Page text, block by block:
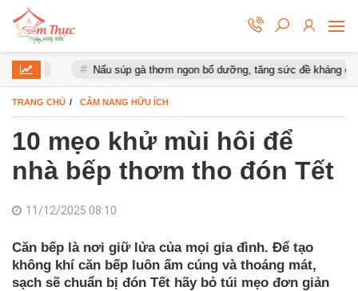
Nấu súp gà thơm ngon bổ dưỡng, tăng sức đề kháng cho cơ
TRANG CHỦ CẨM NANG HỮU ÍCH
10 mẹo khử mùi hôi để
nhà bếp thơm tho đón Tết
11/12/2025 08:10
Căn bếp là nơi giữ lửa của mọi gia đình. Để tạo
không khí căn bếp luôn ấm cúng và thoáng mát,
sạch sẽ chuẩn bị đón Tết hãy bỏ túi mẹo đơn giản